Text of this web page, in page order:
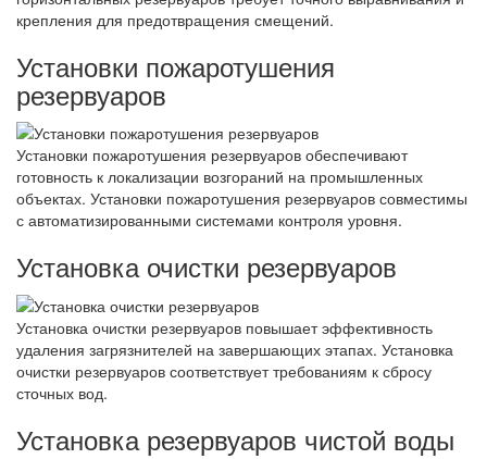
крепления для предотвращения смещений.
Установки пожаротушения
резервуаров
Установки пожаротушения резервуаров обеспечивают
готовность к локализации возгораний на промышленных
объектах. Установки пожаротушения резервуаров совместимы
с автоматизированными системами контроля уровня.
Установка очистки резервуаров
Установка очистки резервуаров повышает эффективность
удаления загрязнителей на завершающих этапах. Установка
очистки резервуаров соответствует требованиям к сбросу
сточных вод.
Установка резервуаров чистой воды